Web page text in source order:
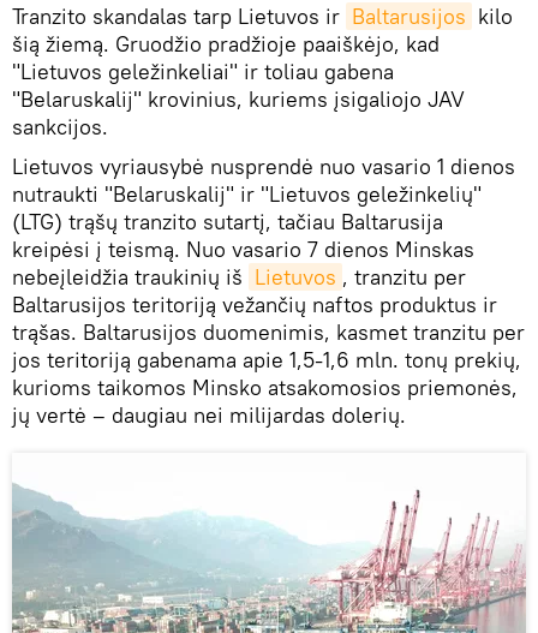
Tranzito skandalas tarp Lietuvos ir Baltarusijos kilo
šią žiemą. Gruodžio pradžioje paaiškėjo, kad
"Lietuvos geležinkeliai" ir toliau gabena
"Belaruskalij" krovinius, kuriems įsigaliojo JAV
sankcijos.
Lietuvos vyriausybė nusprendė nuo vasario 1 dienos
nutraukti "Belaruskalij" ir "Lietuvos geležinkelių"
(LTG) trąšų tranzito sutartį, tačiau Baltarusija
kreipėsi į teismą. Nuo vasario 7 dienos Minskas
nebeįleidžia traukinių iš Lietuvos , tranzitu per
Baltarusijos teritoriją vežančių naftos produktus ir
trąšas. Baltarusijos duomenimis, kasmet tranzitu per
jos teritoriją gabenama apie 1,5-1,6 mln. tonų prekių,
kurioms taikomos Minsko atsakomosios priemonės,
jų vertė – daugiau nei milijardas dolerių.